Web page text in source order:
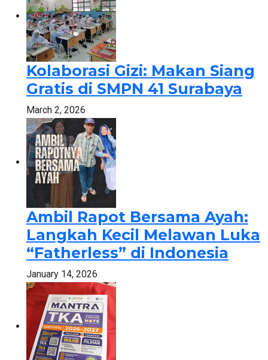
Kolaborasi Gizi: Makan Siang
Gratis di SMPN 41 Surabaya
March 2, 2026
Ambil Rapot Bersama Ayah:
Langkah Kecil Melawan Luka
“Fatherless” di Indonesia
January 14, 2026